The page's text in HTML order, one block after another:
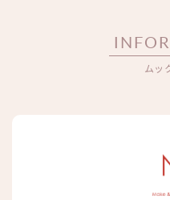
ムッ